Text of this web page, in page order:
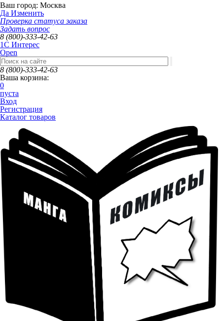
Ваш город: Москва
Да Изменить
Проверка статуса заказа
Задать вопрос
8 (800)-333-42-63
1C Интерес
Open
8 (800)-333-42-63
Ваша корзина:
0
пуста
Вход
Регистрация
Каталог товаров